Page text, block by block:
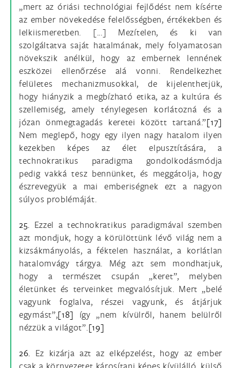
„mert az óriási technológiai fejlődést nem kísérte
az ember növekedése felelősségben, értékekben és
lelkiismeretben. [...] Mezítelen, és ki van
szolgáltatva saját hatalmának, mely folyamatosan
növekszik anélkül, hogy az embernek lennének
eszközei ellenőrzése alá vonni. Rendelkezhet
felületes mechanizmusokkal, de kijelenthetjük,
hogy hiányzik a megbízható etika, az a kultúra és
szellemiség, amely ténylegesen korlátozná és a
józan önmegtagadás keretei között tartaná.”[17]
Nem meglepő, hogy egy ilyen nagy hatalom ilyen
kezekben képes az élet elpusztítására, a
technokratikus paradigma gondolkodásmódja
pedig vakká tesz bennünket, és meggátolja, hogy
észrevegyük a mai emberiségnek ezt a nagyon
súlyos problémáját.
25. Ezzel a technokratikus paradigmával szemben
azt mondjuk, hogy a körülöttünk lévő világ nem a
kizsákmányolás, a féktelen használat, a korlátlan
hatalomvágy tárgya. Még azt sem mondhatjuk,
hogy a természet csupán „keret”, melyben
életünket és terveinket megvalósítjuk. Mert „belé
vagyunk foglalva, részei vagyunk, és átjárjuk
egymást”,[18] így „nem kívülről, hanem belülről
nézzük a világot”.[19]
26. Ez kizárja azt az elképzelést, hogy az ember